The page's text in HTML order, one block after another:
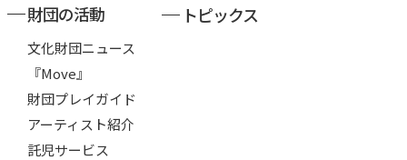
財団の活動
文化財団ニュース
『Move』
財団プレイガイド
アーティスト紹介
託児サービス
トピックス